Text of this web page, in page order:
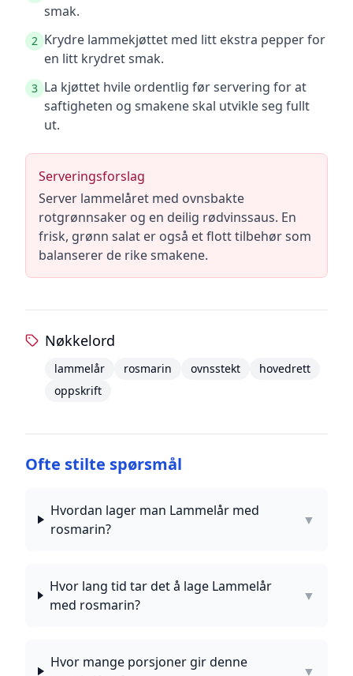
smak.
2 Krydre lammekjøttet med litt ekstra pepper for
en litt krydret smak.
3 La kjøttet hvile ordentlig før servering for at
saftigheten og smakene skal utvikle seg fullt
ut.
Serveringsforslag
Server lammelåret med ovnsbakte
rotgrønnsaker og en deilig rødvinssaus. En
frisk, grønn salat er også et flott tilbehør som
balanserer de rike smakene.
Nøkkelord
lammelår rosmarin ovnsstekt
hovedrett
oppskrift
Ofte stilte spørsmål
Hvordan lager man Lammelår med
rosmarin?
▼
Hvor lang tid tar det å lage Lammelår
med rosmarin?
▼
Hvor mange porsjoner gir denne
▼